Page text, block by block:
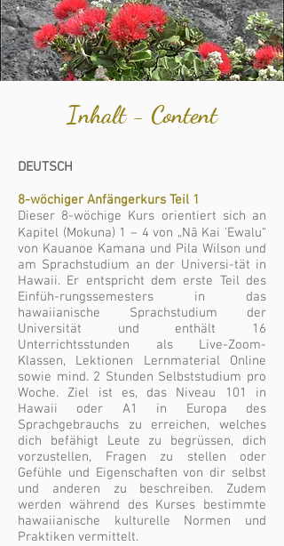
Inhalt - Content
DEUTSCH
8-wöchiger Anfängerkurs Teil 1
Dieser 8-wöchige Kurs orientiert sich an
Kapitel (Mokuna) 1 – 4 von „Nā Kai 'Ewalu“
von Kauanoe Kamana und Pila Wilson und
am Sprachstudium an der Universi-tät in
Hawaii. Er entspricht dem erste Teil des
Einfüh-rungssemesters in das
hawaiianische Sprachstudium der
Universität und enthält 16
Unterrichtsstunden als Live-Zoom-
Klassen, Lektionen Lernmaterial Online
sowie mind. 2 Stunden Selbststudium pro
Woche. Ziel ist es, das Niveau 101 in
Hawaii oder A1 in Europa des
Sprachgebrauchs zu erreichen, welches
dich befähigt Leute zu begrüssen, dich
vorzustellen, Fragen zu stellen oder
Gefühle und Eigenschaften von dir selbst
und anderen zu beschreiben. Zudem
werden während des Kurses bestimmte
hawaiianische kulturelle Normen und
Praktiken vermittelt.